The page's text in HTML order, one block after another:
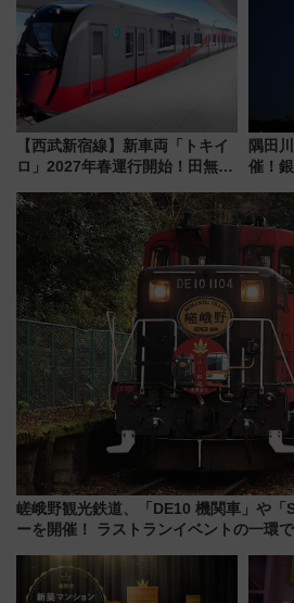
アルな懐事情
はど
【西武新宿線】新車両「トキイ
ロ」2027年春運行開始！田無・
「第2弾」も
隅田
催！
アク
都心
嵯峨野観光鉄道、「DE10 機関車」や「
ーを開催！ ラストランイベントの一環